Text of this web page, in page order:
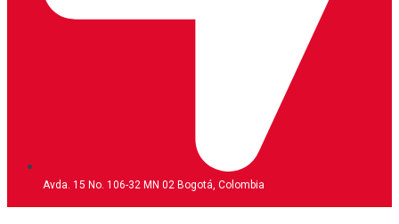
Avda. 15 No. 106-32 MN 02 Bogotá, Colombia